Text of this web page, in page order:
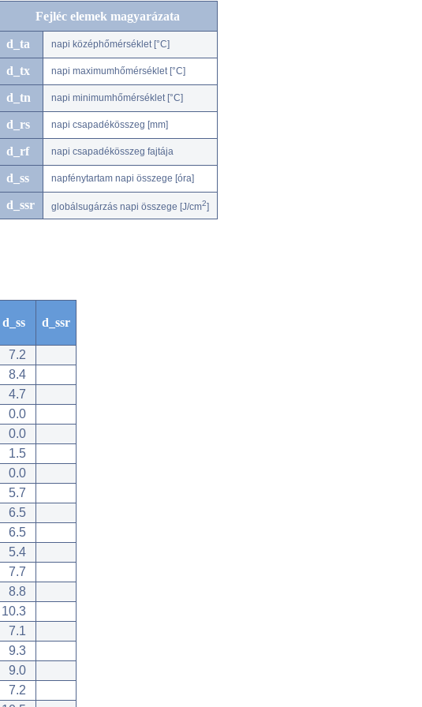
Fejléc elemek magyarázata
d_ta napi középhőmérséklet [°C]
d_tx napi maximumhőmérséklet [°C]
d_tn napi minimumhőmérséklet [°C]
d_rs napi csapadékösszeg [mm]
d_rf napi csapadékösszeg fajtája
d_ss napfénytartam napi összege [óra]
d_ssr globálsugárzás napi összege [J/cm2]
d_ss d_ssr
7.2
8.4
4.7
0.0
0.0
1.5
0.0
5.7
6.5
6.5
5.4
7.7
8.8
10.3
7.1
9.3
9.0
7.2